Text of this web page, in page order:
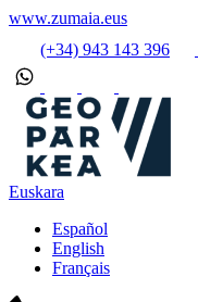
www.zumaia.eus
(+34) 943 143 396
Euskara
Español
English
Français